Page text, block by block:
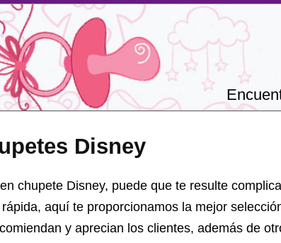
Disney
chupete Disney, puede que te resulte
aquí te proporcionamos la mejor
y aprecian los clientes, además de